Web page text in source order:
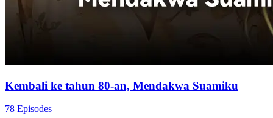
Kembali ke tahun 80-an, Mendakwa Suamiku
78 Episodes